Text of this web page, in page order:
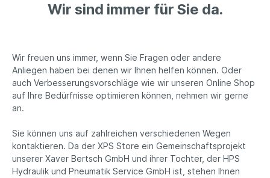
Wir sind immer für Sie da.
Wir freuen uns immer, wenn Sie Fragen oder andere
Anliegen haben bei denen wir Ihnen helfen können. Oder
auch Verbesserungsvorschläge wie wir unseren Online Shop
auf Ihre Bedürfnisse optimieren können, nehmen wir gerne
an.
Sie können uns auf zahlreichen verschiedenen Wegen
kontaktieren. Da der XPS Store ein Gemeinschaftsprojekt
unserer Xaver Bertsch GmbH und ihrer Tochter, der HPS
Hydraulik und Pneumatik Service GmbH ist, stehen Ihnen